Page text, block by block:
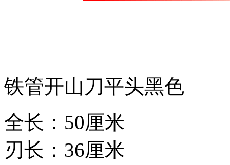
铁管开山刀平头黑色
全长：50厘米
刃长：36厘米